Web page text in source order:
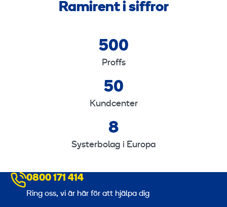
Ramirent i siffror
500
5
0
Proffs
50
5
Kundcenter
8
8
Systerbolag i Europa
0800 171 414
Ring oss, vi är här för att hjälpa dig